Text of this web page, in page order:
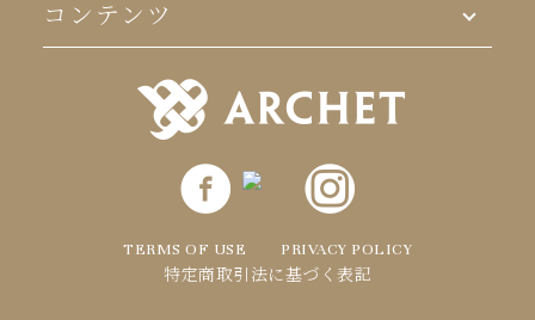
コンテンツ
TERMS OF USE
PRIVACY POLICY
特定商取引法に基づく表記